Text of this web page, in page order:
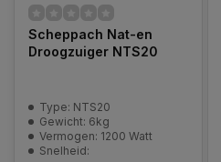
Scheppach Nat-en
Droogzuiger NTS20
Type: NTS20
Gewicht: 6kg
Vermogen: 1200 Watt
Snelheid: